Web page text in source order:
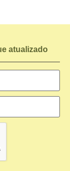
atualizado